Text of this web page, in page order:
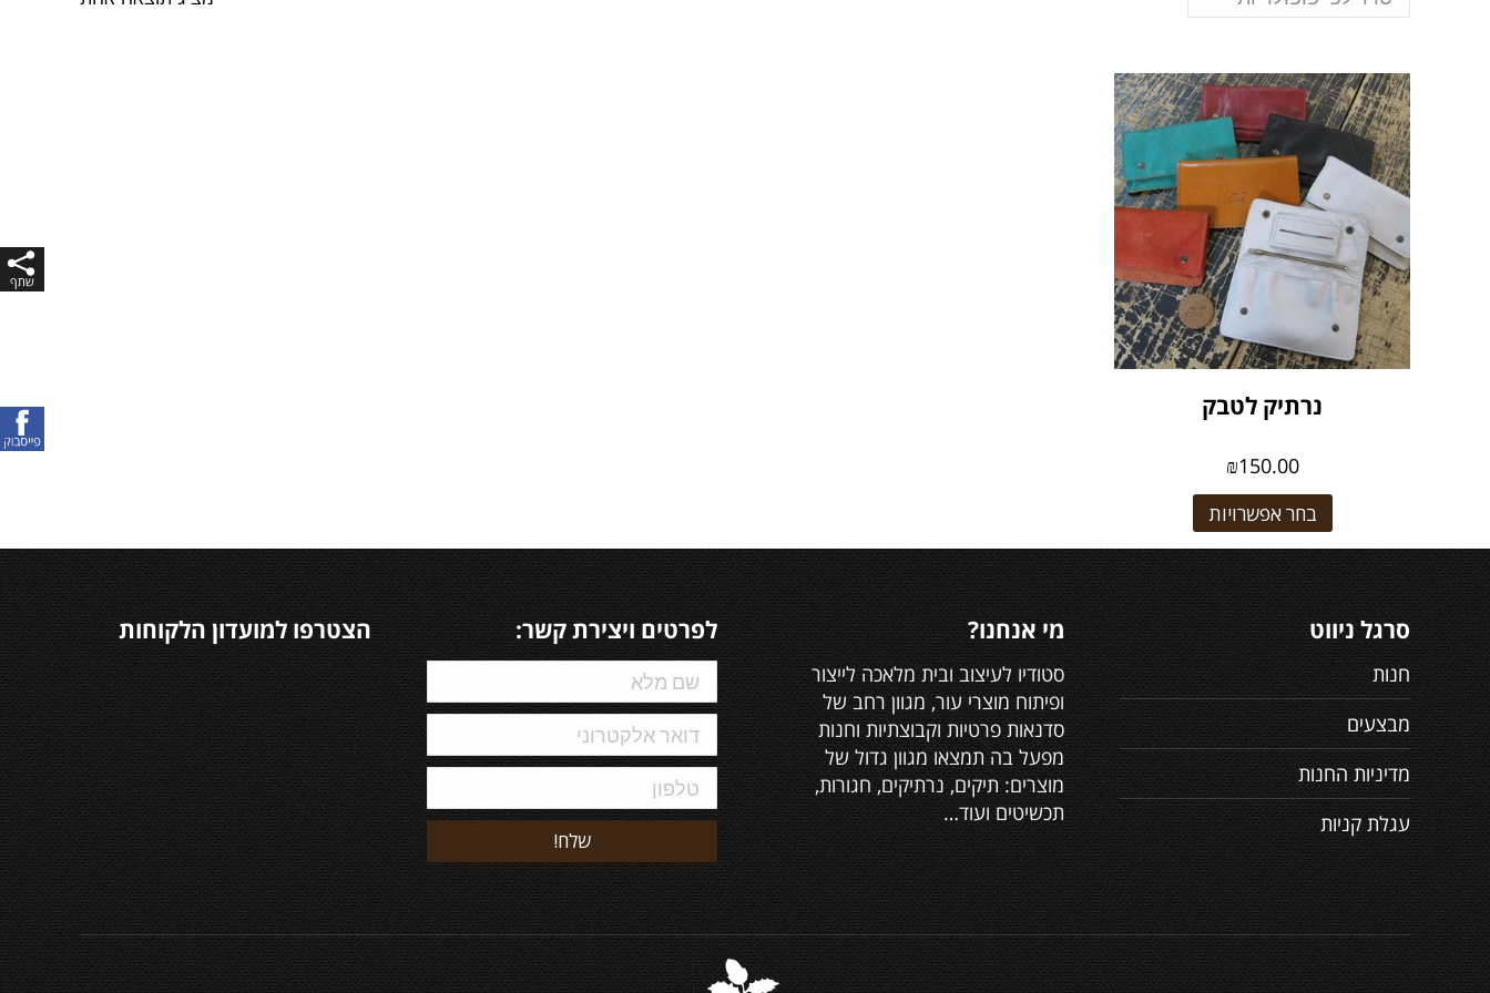
נרתיק לטבק
₪150.00
בחר אפשרויות
סרגל ניווט
חנות
מבצעים
מדיניות החנות
עגלת קניות
מי אנחנו?
סטודיו לעיצוב ובית מלאכה לייצור
ופיתוח מוצרי עור, מגוון רחב של
סדנאות פרטיות וקבוצתיות וחנות
מפעל בה תמצאו מגוון גדול של
מוצרים: תיקים, נרתיקים, חגורות,
תכשיטים ועוד…
לפרטים ויצירת קשר: הצטרפו למועדון הלקוחות